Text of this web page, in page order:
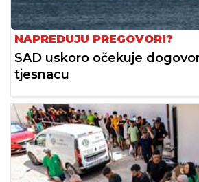
NAPREDUJU PREGOVORI?
SAD uskoro očekuje
tjesnacu